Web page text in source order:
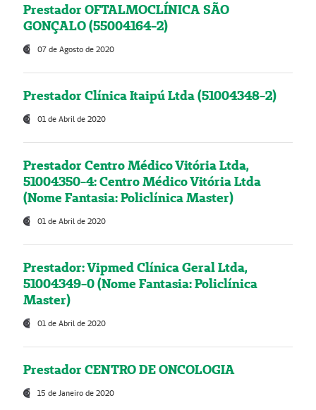
Prestador OFTALMOCLÍNICA SÃO
GONÇALO (55004164-2)
07 de Agosto de 2020
Prestador Clínica Itaipú Ltda (51004348-2)
01 de Abril de 2020
Prestador Centro Médico Vitória Ltda,
51004350-4: Centro Médico Vitória Ltda
(Nome Fantasia: Policlínica Master)
01 de Abril de 2020
Prestador: Vipmed Clínica Geral Ltda,
51004349-0 (Nome Fantasia: Policlínica
Master)
01 de Abril de 2020
Prestador CENTRO DE ONCOLOGIA
15 de Janeiro de 2020